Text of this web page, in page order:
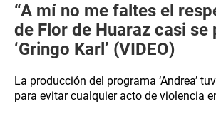
“A mí no me faltes el
de Flor de Huaraz casi se
‘Gringo Karl’ (VIDEO)
La producción del programa ‘Andrea’
para evitar cualquier acto de violencia